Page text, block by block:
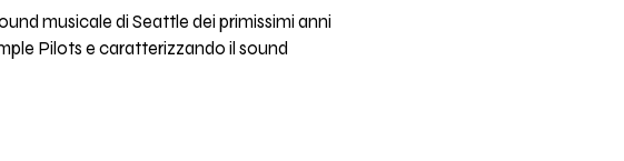
musicale di Seattle dei primissimi anni
Pilots e caratterizzando il sound